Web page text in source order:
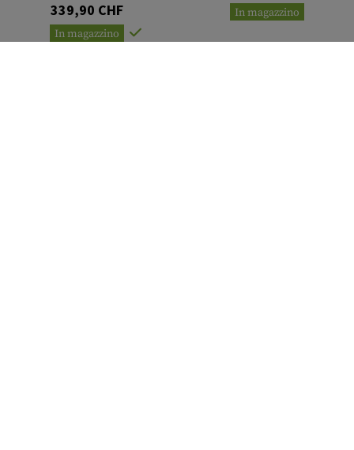
339,90 CHF
In magazzino
In magazzino